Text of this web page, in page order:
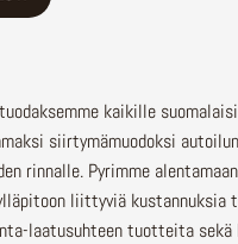
kaikille
siirtymämuodoksi
rinnalle. Pyrimme
liittyviä kustannuksia
laatusuhteen tuotteita sekä